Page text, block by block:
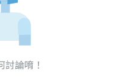
討論唷！